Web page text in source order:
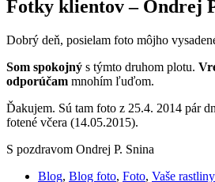
Fotky klientov – Ondrej
Dobrý deň, posielam foto môjho
Som spokojný s týmto druhom plotu.
odporúčam mnohím ľuďom.
Ďakujem. Sú tam foto z 25.4. 2014 pár
fotené včera (14.05.2015).
S pozdravom Ondrej P. Snina
Blog, Blog foto, Foto, Vaše rastliny